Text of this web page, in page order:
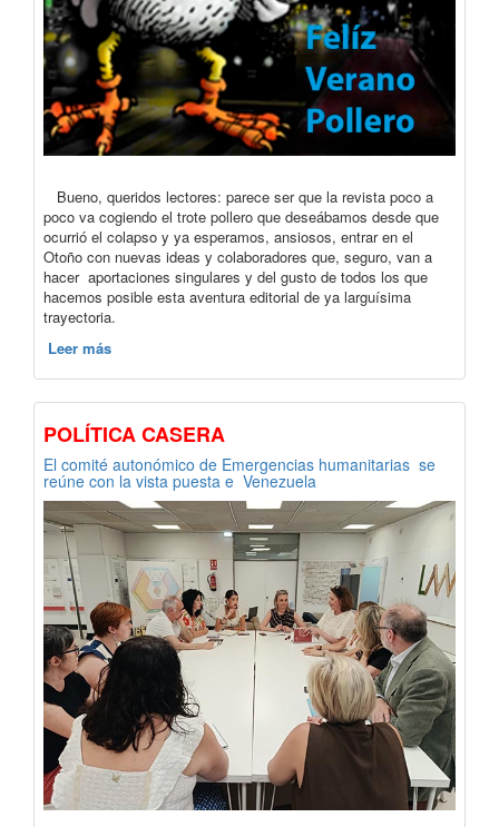
Bueno, queridos lectores: parece ser que la revista poco a
poco va cogiendo el trote pollero que deseábamos desde que
ocurrió el colapso y ya esperamos, ansiosos, entrar en el
Otoño con nuevas ideas y colaboradores que, seguro, van a
hacer aportaciones singulares y del gusto de todos los que
hacemos posible esta aventura editorial de ya larguísima
trayectoria.
Leer más
POLÍTICA CASERA
El comité autonómico de Emergencias humanitarias se
reúne con la vista puesta e Venezuela